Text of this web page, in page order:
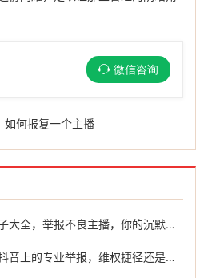
微信咨询
如何报复一个主播
不良主播，你的沉默不是金，是对丑恶的纵容
的专业举报，维权捷径还是灰色地带？